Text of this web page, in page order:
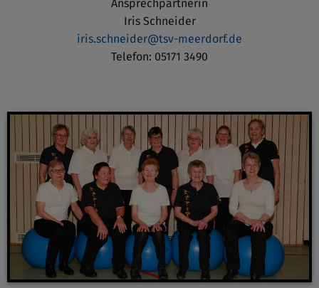
Ansprechpartnerin
Iris Schneider
iris.schneider@tsv-meerdorf.de
Telefon: 05171 3490